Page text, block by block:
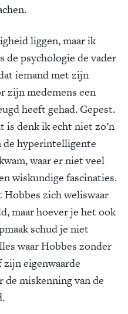
liggen, maar ik
de psychologie de vader
iemand met zijn
zijn medemens een
heeft gehad. Gepest.
is denk ik echt niet zo’n
de hyperintelligente
waar er niet veel
wiskundige fascinaties.
zich weliswaar
maar hoever je het ook
schud je niet
waar Hobbes zonder
eigenwaarde
miskenning van de